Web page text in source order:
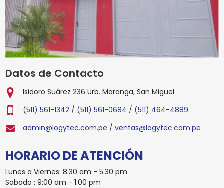
Datos de Contacto
Isidoro Suárez 236 Urb. Maranga, San Miguel
(511) 561-1342
(511) 561-0684
(511) 464-4889
admin@logytec.com.pe
ventas@logytec.com.pe
HORARIO DE ATENCIÓN
Lunes a Viernes: 8:30 am - 5:30 pm
Sabado : 9:00 am - 1:00 pm